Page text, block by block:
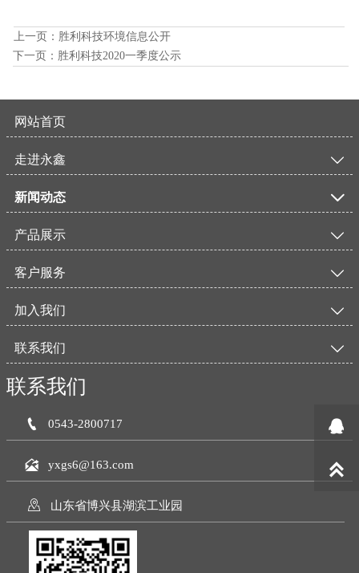
上一页： 胜利科技环境信息公开
下一页： 胜利科技2020一季度公示
网站首页
走进永鑫 
新闻动态 
产品展示 
客户服务 
加入我们 
联系我们 
联系我们
 0543-2800717
 yxgs6@163.com
 山东省博兴县湖滨工业园

